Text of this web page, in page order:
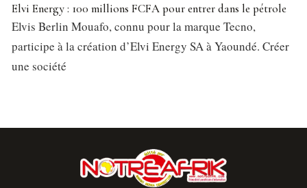
Elvi Energy : 100 millions FCFA pour entrer dans le pétrole
Elvis Berlin Mouafo, connu pour la marque Tecno,
participe à la création d’Elvi Energy SA à Yaoundé. Créer
une société